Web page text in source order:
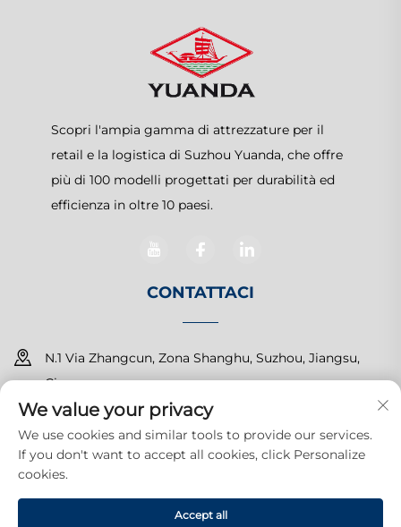
Scopri l'ampia gamma di attrezzature per il
retail e la logistica di Suzhou Yuanda, che offre
più di 100 modelli progettati per durabilità ed
efficienza in oltre 10 paesi.
CONTATTACI
N.1 Via Zhangcun, Zona Shanghu, Suzhou, Jiangsu,
Cina
+86-15150179453
[email protected]
Diritti d'autore © 2026 Suzhou Yuanda Commercial Products
We value your privacy
We use cookies and similar tools to provide our services.
If you don't want to accept all cookies, click Personalize
cookies.
Accept all